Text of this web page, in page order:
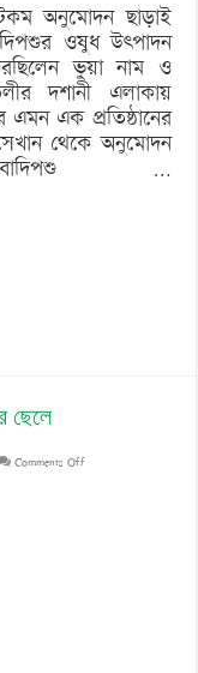
জরিমানা
অনুমোদন ছাড়াই
ওষুধ উৎপাদন
ভুয়া নাম ও
দশানী এলাকায়
এমন এক প্রতিষ্ঠানের
থেকে অনুমোদন
…
ছেলে
Comments Offon